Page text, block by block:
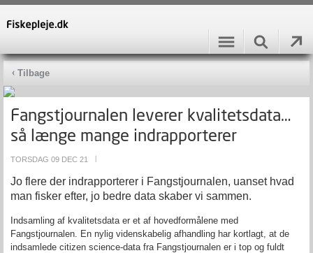
Tilbage
Fangstjournalen leverer kvalitetsdata…
så længe mange indrapporterer
TORSDAG 09 DEC 21
Jo flere der indrapporterer i Fangstjournalen, uanset hvad
man fisker efter, jo bedre data skaber vi sammen.
Indsamling af kvalitetsdata er et af hovedformålene med
Fangstjournalen. En nylig videnskabelig afhandling har kortlagt, at de
indsamlede citizen science-data fra Fangstjournalen er i top og fuldt